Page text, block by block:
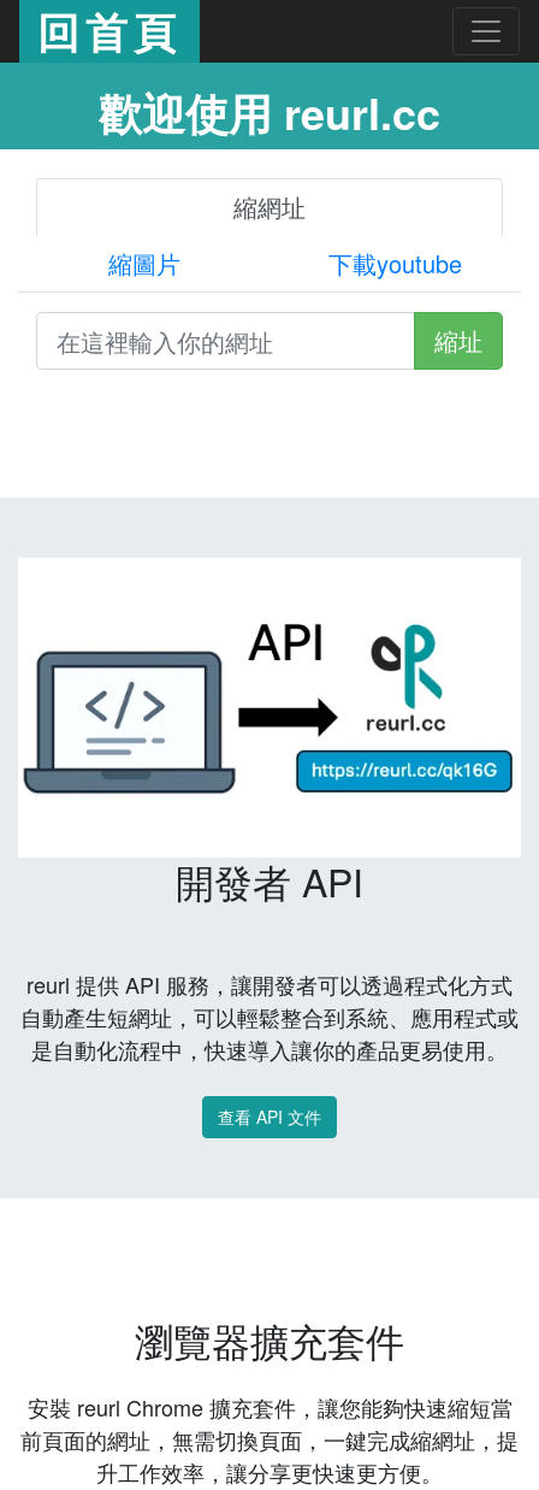
回首頁
歡迎使用 reurl.cc
縮網址
縮圖片
下載youtube
縮址
開發者 API
reurl 提供 API 服務，讓開發者可以透過程式化方式
自動產生短網址，可以輕鬆整合到系統、應用程式或
是自動化流程中，快速導入讓你的產品更易使用。
查看 API 文件
瀏覽器擴充套件
安裝 reurl Chrome 擴充套件，讓您能夠快速縮短當
前頁面的網址，無需切換頁面，一鍵完成縮網址，提
升工作效率，讓分享更快速更方便。